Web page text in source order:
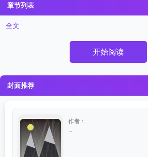
章节列表
全文
开始阅读
封面推荐
作者：